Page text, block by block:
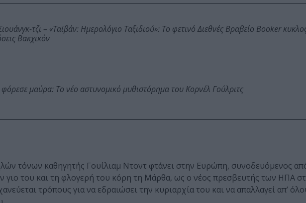
τζι – «Ταϊβάν: Ημερολόγιο Ταξιδιού»: Το φετινό Διεθνές Βραβείο Booker
Βακχικόν
μαύρα: Το νέο αστυνομικό μυθιστόρημα του Κορνέλ Γούλριτς
τόνων καθηγητής Γουίλιαμ Ντοντ φτάνει στην Ευρώπη, συνοδευόμενος
γιο του και τη φλογερή του κόρη τη Μάρθα, ως ο νέος πρεσβευτής των ΗΠΑ
τρόπους για να εδραιώσει την κυριαρχία του και να απαλλαγεί απ’